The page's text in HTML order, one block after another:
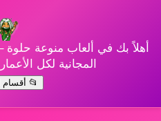
أهلاً بك في ألعاب منوعة
المجانية لكل
📂 أقسام